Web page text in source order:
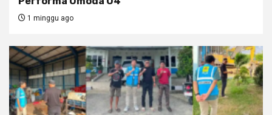
1 minggu ago